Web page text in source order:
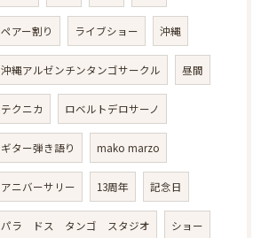
ペアー割り ライブショー 沖縄
沖縄アルゼンチンタンゴサークル 昼間
テクニカ ロベルトデロサーノ
ギター弾き語り mako marzo
アニバーサリー 13周年 記念日
パラ ドス タンゴ スタジオ ショー